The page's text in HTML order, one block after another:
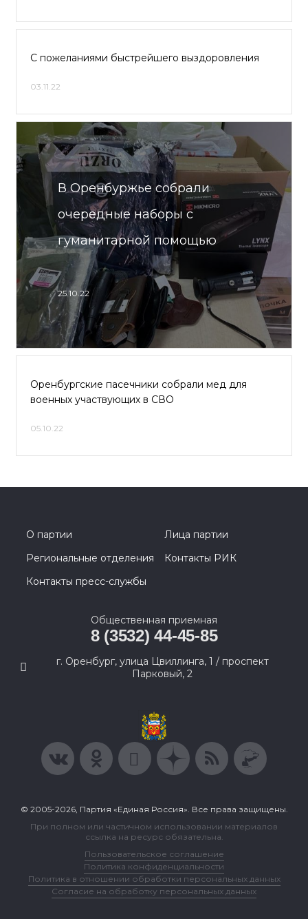
С пожеланиями быстрейшего выздоровления
03.11.22
В Оренбуржье собрали
очередные наборы с
гуманитарной помощью
25.10.22
Оренбургские пасечники собрали мед для
военных участвующих в СВО
05.10.22
О партии
Лица партии
Региональные отделения
Контакты РИК
Контакты пресс-службы
Общественная приемная
8 (3532) 44-45-85
г. Оренбург, улица Цвиллинга, 1 / проспект
Парковый, 2
© 2005-2026, Партия «Единая Россия». Все права защищены.
При полном или частичном использовании материалов
ссылка на ресурс обязательна.
Пользовательское соглашение
Политика конфиденциальности
Политика в отношении обработки персональных данных
Согласие на обработку персональных данных